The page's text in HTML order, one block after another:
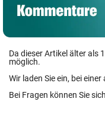
Da dieser Artikel älter als
möglich.
Wir laden Sie ein, bei
Bei Fragen können Sie